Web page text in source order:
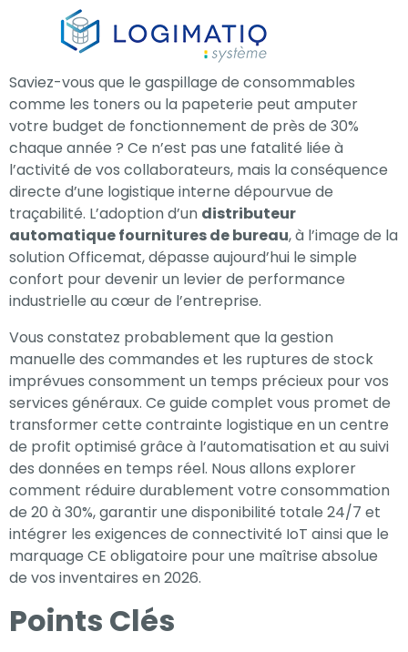
Saviez-vous que le gaspillage de consommables
comme les toners ou la papeterie peut amputer
votre budget de fonctionnement de près de 30%
chaque année ? Ce n’est pas une fatalité liée à
l’activité de vos collaborateurs, mais la conséquence
directe d’une logistique interne dépourvue de
traçabilité. L’adoption d’un distributeur
automatique fournitures de bureau, à l’image de la
solution Officemat, dépasse aujourd’hui le simple
confort pour devenir un levier de performance
industrielle au cœur de l’entreprise.
Vous constatez probablement que la gestion
manuelle des commandes et les ruptures de stock
imprévues consomment un temps précieux pour vos
services généraux. Ce guide complet vous promet de
transformer cette contrainte logistique en un centre
de profit optimisé grâce à l’automatisation et au suivi
des données en temps réel. Nous allons explorer
comment réduire durablement votre consommation
de 20 à 30%, garantir une disponibilité totale 24/7 et
intégrer les exigences de connectivité IoT ainsi que le
marquage CE obligatoire pour une maîtrise absolue
de vos inventaires en 2026.
Points Clés